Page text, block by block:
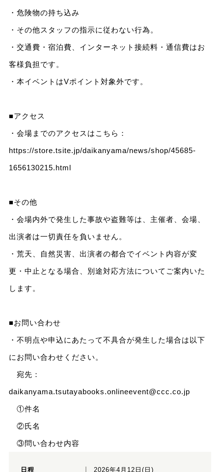
・危険物の持ち込み
・その他スタッフの指示に従わない行為。
・交通費・宿泊費、インターネット接続料・通信費はお
客様負担です。
・本イベントはVポイント対象外です。
■アクセス
・会場までのアクセスはこちら：
https://store.tsite.jp/daikanyama/news/shop/45685-
1656130215.html
■その他
・会場内外で発生した事故や盗難等は、主催者、会場、
出演者は一切責任を負いません。
・荒天、自然災害、出演者の都合でイベント内容が変
更・中止となる場合、別途対応方法についてご案内いた
します。
■お問い合わせ
・不明点や申込にあたって不具合が発生した場合は以下
にお問い合わせください。
宛先：
daikanyama.tsutayabooks.onlineevent@ccc.co.jp
①件名
②氏名
③問い合わせ内容
日程 2026年4月12日(日)